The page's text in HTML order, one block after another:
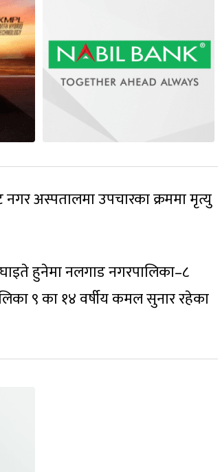
अस्पतालमा उपचारका क्रममा मृत्यु
हुनेमा नलगाड नगरपालिका–८
९ का १४ वर्षीय कमल सुनार रहेका